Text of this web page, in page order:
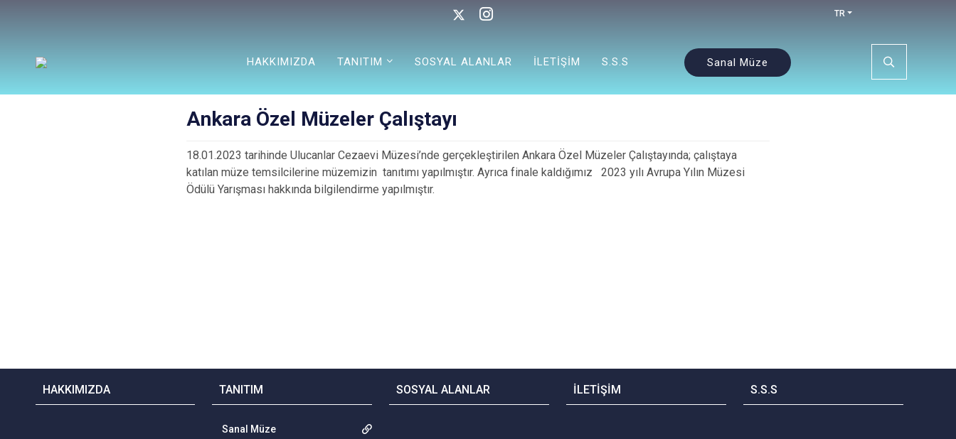
TR
HAKKIMIZDA TANITIM SOSYAL ALANLAR İLETİŞİM S.S.S Sanal Müze
Ankara Özel Müzeler Çalıştayı
18.01.2023 tarihinde Ulucanlar Cezaevi Müzesi’nde gerçekleştirilen Ankara Özel Müzeler Çalıştayında; çalıştaya
katılan müze temsilcilerine müzemizin tanıtımı yapılmıştır. Ayrıca finale kaldığımız 2023 yılı Avrupa Yılın Müzesi
Ödülü Yarışması hakkında bilgilendirme yapılmıştır.
HAKKIMIZDA TANITIM
Sanal Müze
SOSYAL ALANLAR İLETİŞİM S.S.S